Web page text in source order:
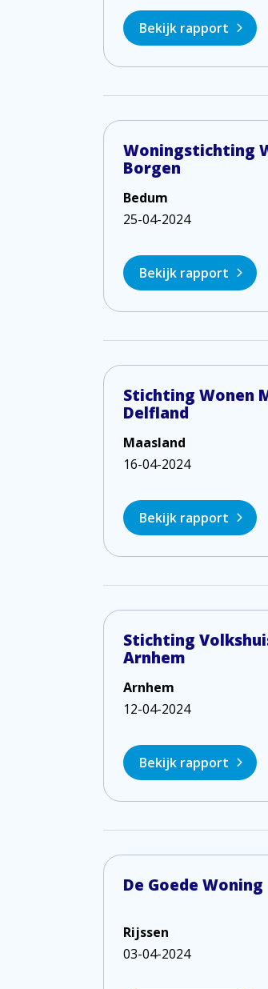
Bekijk rapport
Woningstichting
Borgen
Bedum
25-04-2024
Bekijk rapport
Stichting Wonen
Delfland
Maasland
16-04-2024
Bekijk rapport
Stichting
Arnhem
Arnhem
12-04-2024
Bekijk rapport
De Goede Woning
Rijssen
03-04-2024